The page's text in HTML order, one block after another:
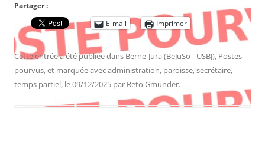
Partager :
E-mail
Imprimer
Cette entrée a été publiée dans Berne-Jura (BeJuSo - USBJ), Postes
pourvus, et marquée avecadministration, paroisse,secrétaire,
temps partiel, le09/12/2025 par Reto Gmünder.